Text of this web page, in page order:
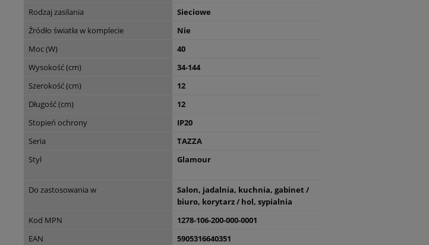
Rodzaj zasilania
Sieciowe
Źródło światła w komplecie
Nie
Moc (W)
40
Wysokość (cm)
34-144
Szerokość (cm)
12
Długość (cm)
12
Stopień ochrony
IP20
Seria
TAZZA
Styl
Glamour
Do zastosowania w
Salon, jadalnia, kuchnia, gabinet /
biuro, korytarz / hol, sypialnia
Kod MPN
1278-106-200-000-0001
EAN
5905316640351